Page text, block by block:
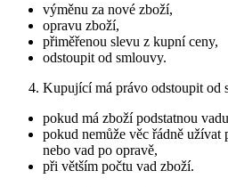
výměnu za nové zboží,
opravu zboží,
přiměřenou slevu z kupní ceny,
odstoupit od smlouvy.
Kupující má právo odstoupit od
pokud má zboží podstatnou
pokud nemůže věc řádně
nebo vad po opravě,
při větším počtu vad zboží.